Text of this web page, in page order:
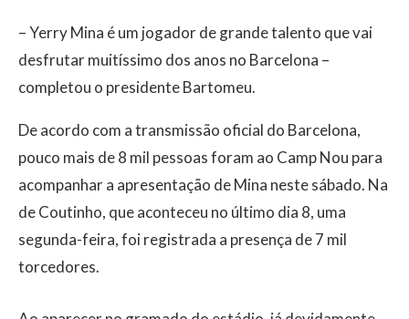
– Yerry Mina é um jogador de grande talento que vai
desfrutar muitíssimo dos anos no Barcelona –
completou o presidente Bartomeu.
De acordo com a transmissão oficial do Barcelona,
pouco mais de 8 mil pessoas foram ao Camp Nou para
acompanhar a apresentação de Mina neste sábado. Na
de Coutinho, que aconteceu no último dia 8, uma
segunda-feira, foi registrada a presença de 7 mil
torcedores.